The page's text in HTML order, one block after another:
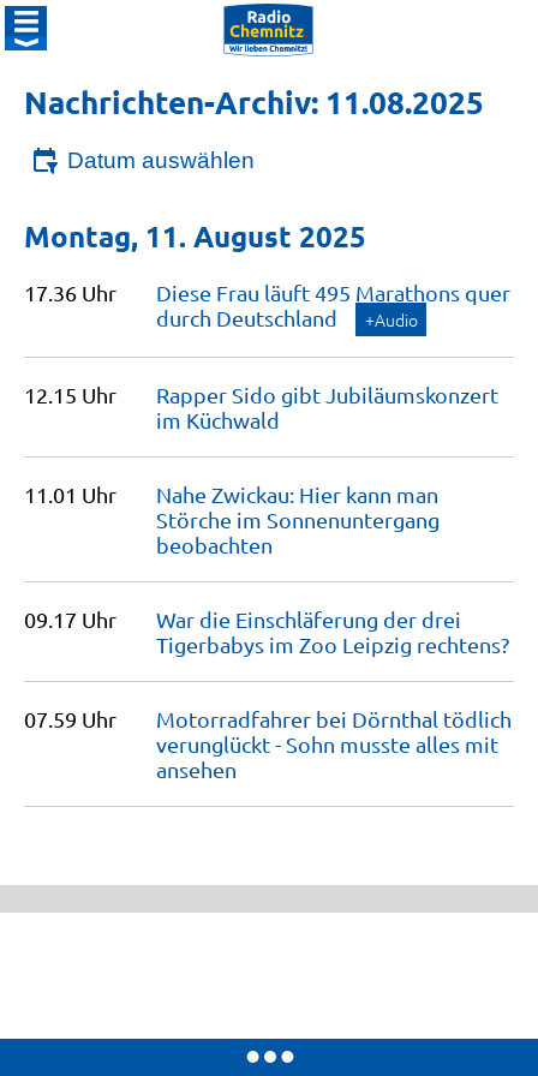
Nachrichten-Archiv: 11.08.2025
Datum auswählen
Montag, 11. August 2025
17.36 Uhr
Diese Frau läuft 495 Marathons quer
durch Deutschland +Audio
12.15 Uhr
Rapper Sido gibt Jubiläumskonzert
im Küchwald
11.01 Uhr
Nahe Zwickau: Hier kann man
Störche im Sonnenuntergang
beobachten
09.17 Uhr
War die Einschläferung der drei
Tigerbabys im Zoo Leipzig rechtens?
07.59 Uhr
Motorradfahrer bei Dörnthal tödlich
verunglückt - Sohn musste alles mit
ansehen